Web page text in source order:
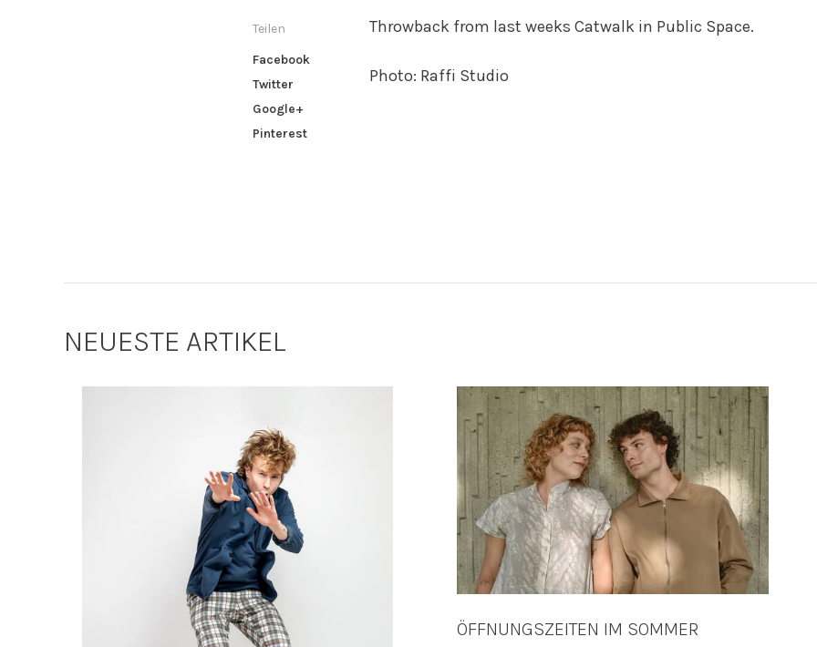
Teilen
Facebook
Twitter
Google+
Pinterest
Throwback from last weeks Catwalk in Public Space.
Photo: Raffi Studio
NEUESTE ARTIKEL
ÖFFNUNGSZEITEN IM SOMMER